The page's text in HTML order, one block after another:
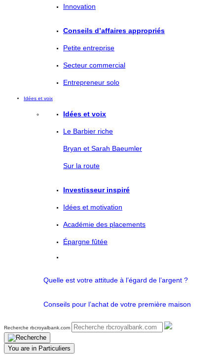
Innovation
Conseils d’affaires appropriés
Petite entreprise
Secteur commercial
Entrepreneur solo
Idées et voix
Idées et voix
Le Barbier riche
Bryan et Sarah Baeumler
Sur la route
Investisseur inspiré
Idées et motivation
Académie des placements
Épargne fûtée
Quelle est votre attitude à l’égard de l’argent ?
Conseils pour l’achat de votre première maison
Recherche rbcroyalbank.com
You are in Particuliers